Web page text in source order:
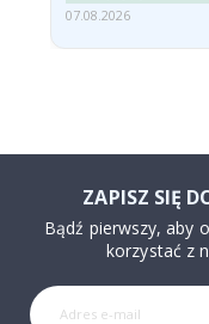
07.08.2026
ZAPISZ SIĘ
Bądź pierwszy, aby
korzystać z